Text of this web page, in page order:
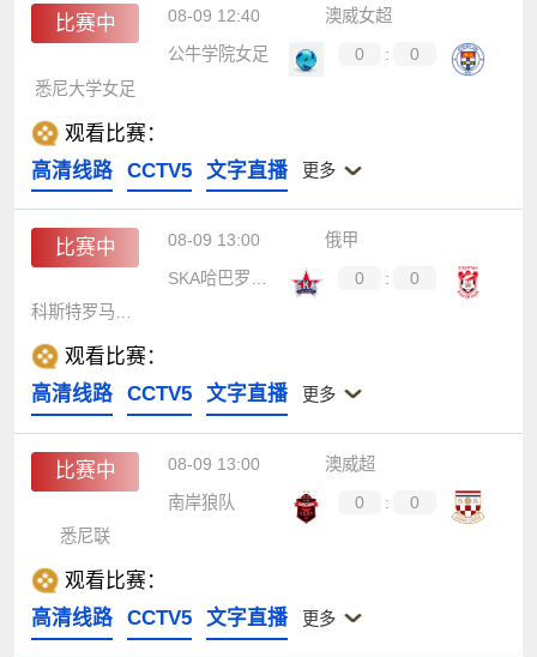
比赛中 08-09 12:40
澳威女超
公牛学院女足
0 :
0
悉尼大学女足
观看比赛：
高清线路
CCTV5 文字直播 更多
比赛中 08-09 13:00
俄甲
0 :
0
科斯特罗马斯巴达
观看比赛：
高清线路
CCTV5 文字直播 更多
比赛中 08-09 13:00
澳威超
南岸狼队
0 :
0
悉尼联
观看比赛：
高清线路
CCTV5 文字直播 更多